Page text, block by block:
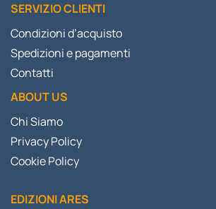
SERVIZIO CLIENTI
Condizioni d’acquisto
Spedizioni e pagamenti
Contatti
ABOUT US
Chi Siamo
Privacy Policy
Cookie Policy
EDIZIONI ARES